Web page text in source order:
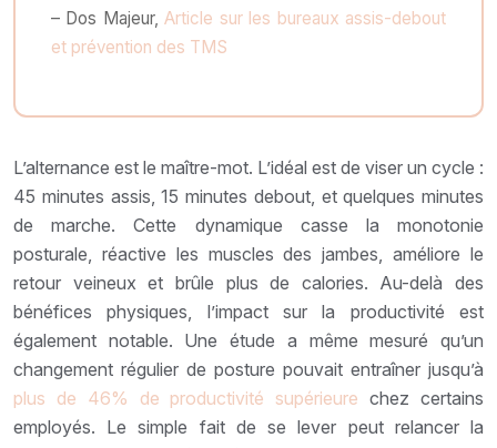
– Dos Majeur,Article sur les bureaux assis-debout
et prévention des TMS
L’alternance est le maître-mot. L’idéal est de viser un cycle :
45 minutes assis, 15 minutes debout, et quelques minutes
de marche. Cette dynamique casse la monotonie
posturale, réactive les muscles des jambes, améliore le
retour veineux et brûle plus de calories. Au-delà des
bénéfices physiques, l’impact sur la productivité est
également notable. Une étude a même mesuré qu’un
changement régulier de posture pouvait entraîner jusqu’à
plus de 46% de productivité supérieure chez certains
employés. Le simple fait de se lever peut relancer la